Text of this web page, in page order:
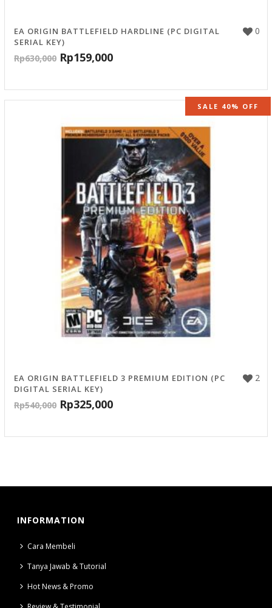
0
EA ORIGIN BATTLEFIELD HARDLINE (PC DIGITAL
SERIAL KEY)
Rp630,000 Rp159,000
SALE 40% OFF
2
EA ORIGIN BATTLEFIELD 3 PREMIUM EDITION (PC
DIGITAL SERIAL KEY)
Rp540,000 Rp325,000
INFORMATION
Cara Membeli
Tanya Jawab & Tutorial
Hot News & Promo